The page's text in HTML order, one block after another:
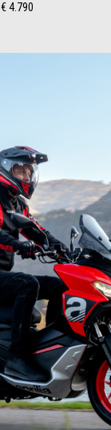
€ 4.790